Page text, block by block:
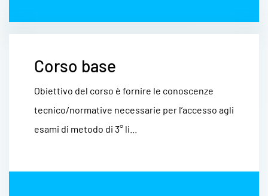
Corso base
Obiettivo del corso è fornire le conoscenze
tecnico/normative necessarie per l’accesso agli
esami di metodo di 3° li...